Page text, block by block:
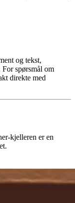
og tekst,
spørsmål om
direkte med
kjelleren er en